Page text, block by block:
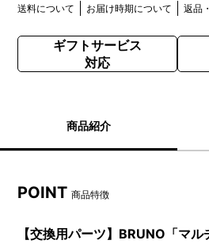
送料について お届け時期について 返品
ギフトサービス
対応
商品紹介
POINT商品特徴
【交換用パーツ】BRUNO「マ